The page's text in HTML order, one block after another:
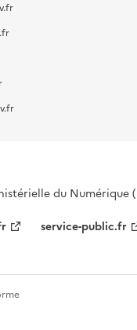
du Numérique
service-public.fr